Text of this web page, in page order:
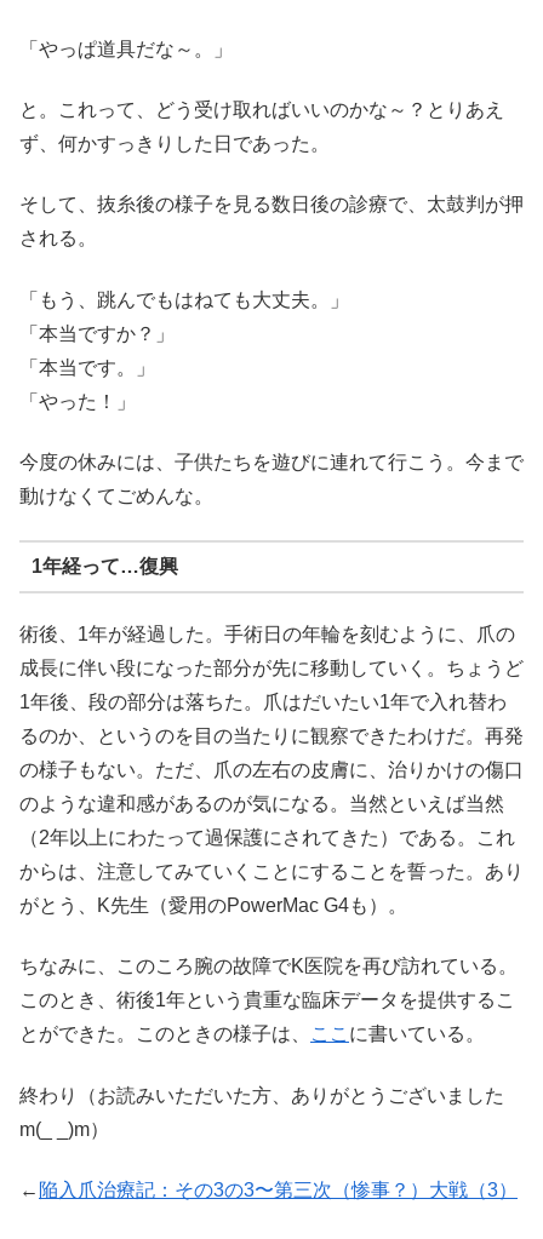
「やっぱ道具だな～。」
と。これって、どう受け取ればいいのかな～？とりあえ
ず、何かすっきりした日であった。
そして、抜糸後の様子を見る数日後の診療で、太鼓判が押
される。
「もう、跳んでもはねても大丈夫。」
「本当ですか？」
「本当です。」
「やった！」
今度の休みには、子供たちを遊びに連れて行こう。今まで
動けなくてごめんな。
1年経って…復興
術後、1年が経過した。手術日の年輪を刻むように、爪の
成長に伴い段になった部分が先に移動していく。ちょうど
1年後、段の部分は落ちた。爪はだいたい1年で入れ替わ
るのか、というのを目の当たりに観察できたわけだ。再発
の様子もない。ただ、爪の左右の皮膚に、治りかけの傷口
のような違和感があるのが気になる。当然といえば当然
（2年以上にわたって過保護にされてきた）である。これ
からは、注意してみていくことにすることを誓った。あり
がとう、K先生（愛用のPowerMac G4も）。
ちなみに、このころ腕の故障でK医院を再び訪れている。
このとき、術後1年という貴重な臨床データを提供するこ
とができた。このときの様子は、
ここ に書いている。
終わり（お読みいただいた方、ありがとうございました
m(_ _)m）
← 陥入爪治療記：その3の3〜第三次（惨事？）大戦（3）